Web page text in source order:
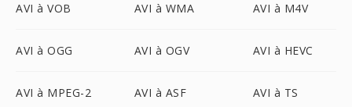
AVI à VOB AVI à WMA AVI à M4V
AVI à OGG AVI à OGV AVI à HEVC
AVI à MPEG-2 AVI à ASF AVI à TS